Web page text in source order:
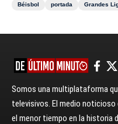
Béisbol
portada Grandes
Somos una multiplataforma
televisivos. El medio noticioso
el menor tiempo en la historia